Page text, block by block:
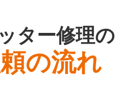
ター修理の
の流れ